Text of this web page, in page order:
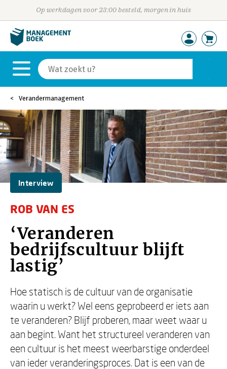
Op werkdagen voor 23:00 besteld, morgen in huis
Verandermanagement
Interview
ROB VAN ES
‘Veranderen
bedrijfscultuur blijft
lastig’
Hoe statisch is de cultuur van de organisatie
waarin u werkt? Wel eens geprobeerd er iets aan
te veranderen? Blijf proberen, maar weet waar u
aan begint. Want het structureel veranderen van
een cultuur is het meest weerbarstige onderdeel
van ieder veranderingsproces. Dat is een van de